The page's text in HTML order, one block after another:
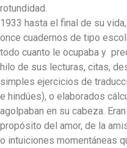
1933 hasta el final de su
once cuadernos de tipo
todo cuanto le ocupaba y
hilo de sus lecturas, citas,
simples ejercicios de
e hindúes), o elaborados
agolpaban en su cabeza.
propósito del amor, de la
o intuiciones momentáneas